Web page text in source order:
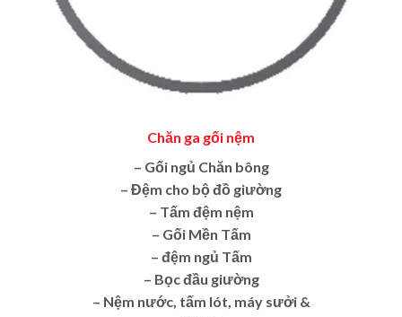
Chăn ga gối nệm
– Gối ngủ Chăn bông
– Đệm cho bộ đồ giường
– Tấm đệm nệm
– Gối Mền Tấm
– đệm ngủ Tấm
– Bọc đầu giường
– Nệm nước, tấm lót, máy sưởi &